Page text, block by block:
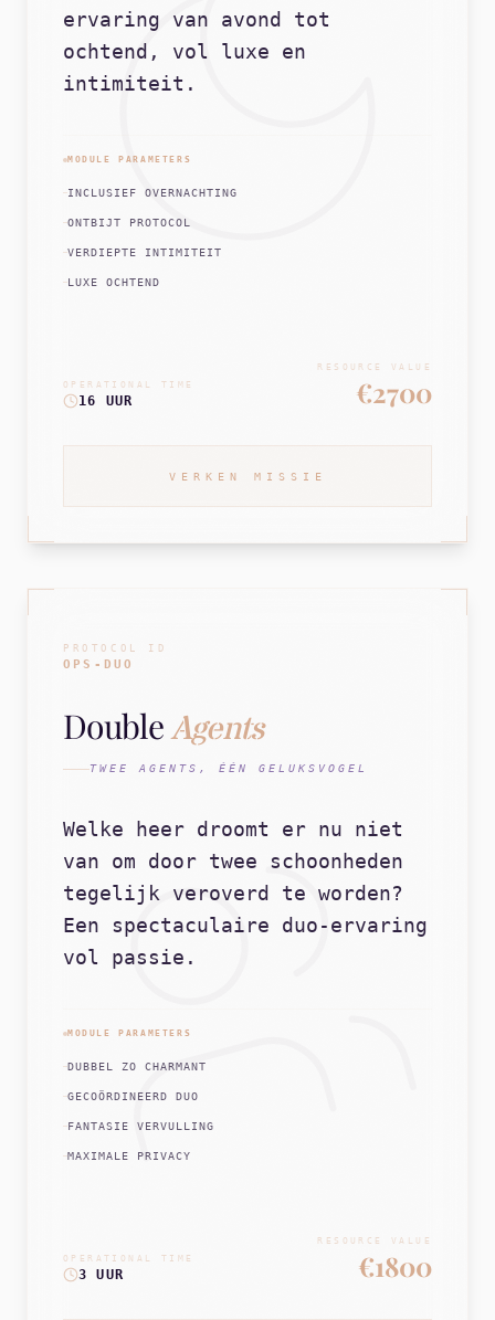
ervaring van avond tot
ochtend, vol luxe en
intimiteit.
MODULE PARAMETERS
INCLUSIEF OVERNACHTING
ONTBIJT PROTOCOL
VERDIEPTE INTIMITEIT
LUXE OCHTEND
OPERATIONAL TIME
16 UUR
RESOURCE VALUE
€2700
VERKEN MISSIE
PROTOCOL ID
OPS-DUO
DoubleAgents
TWEE AGENTS, ÉÉN GELUKSVOGEL
Welke heer droomt er nu niet
van om door twee schoonheden
tegelijk veroverd te worden?
Een spectaculaire duo-ervaring
vol passie.
MODULE PARAMETERS
DUBBEL ZO CHARMANT
GECOÖRDINEERD DUO
FANTASIE VERVULLING
MAXIMALE PRIVACY
OPERATIONAL TIME
3 UUR
RESOURCE VALUE
€1800